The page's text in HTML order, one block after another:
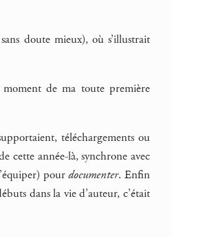
doute mieux), où s’illustrait
moment de ma toute première
téléchargements ou
cette année-là, synchrone avec
pourdocumenter. Enfin
dans la vie d’auteur, c’était